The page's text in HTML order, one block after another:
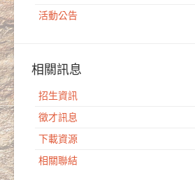
活動公告
相關訊息
招生資訊
徵才訊息
下載資源
相關聯結